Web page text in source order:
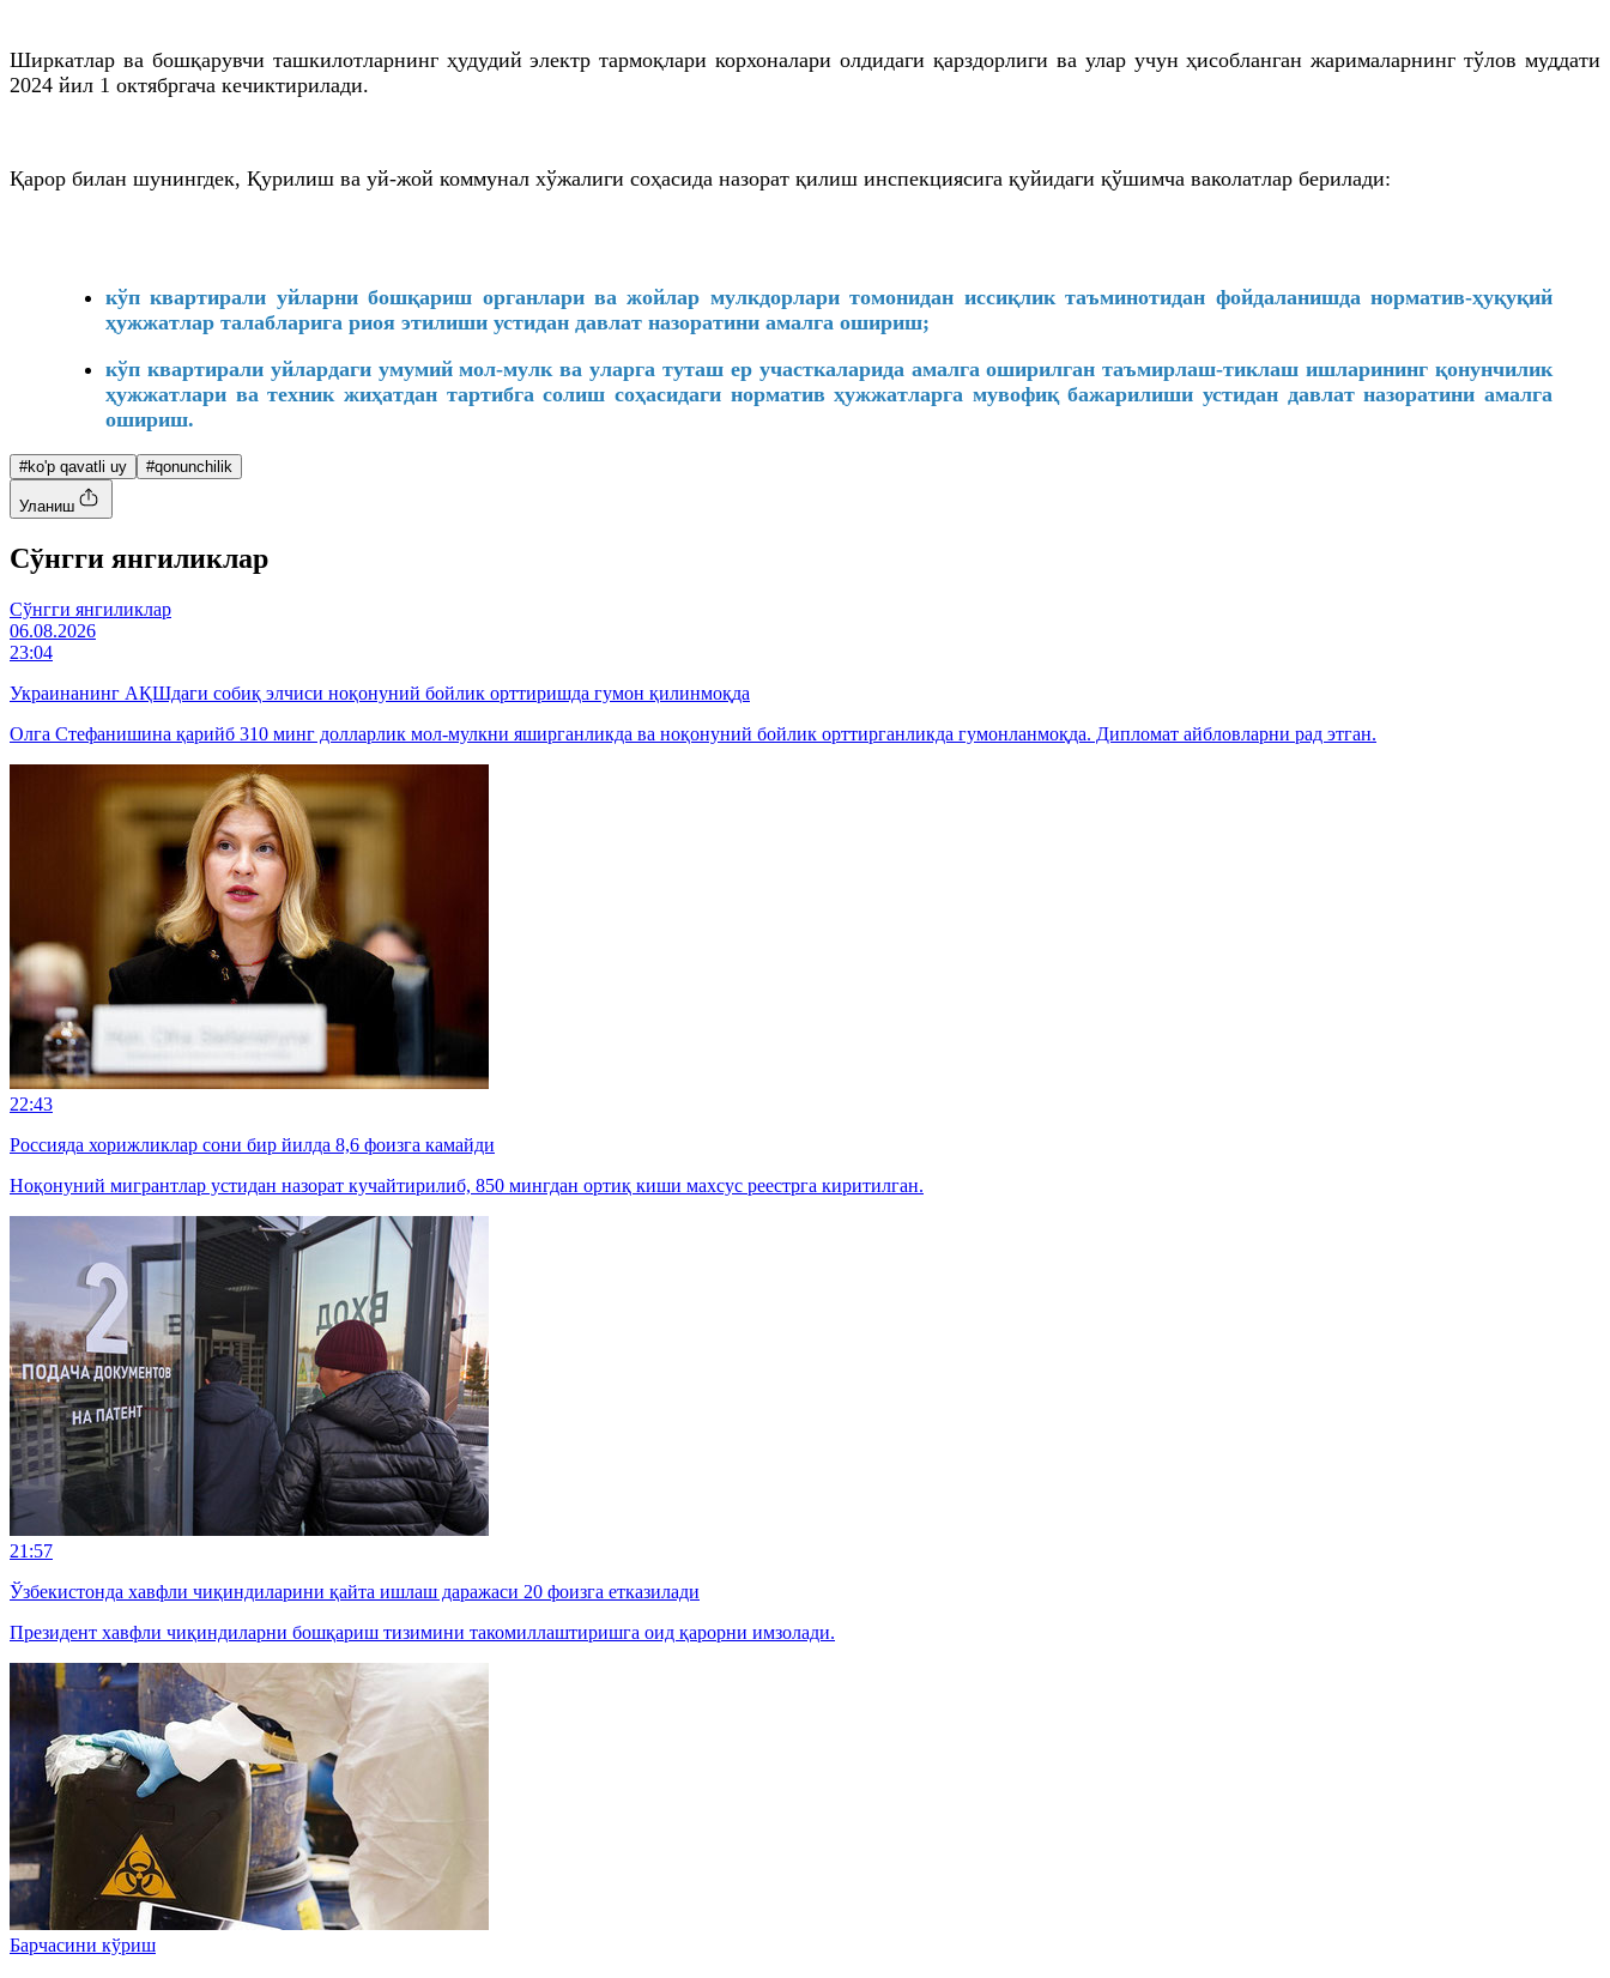
Ширкатлар ва бошқарувчи ташкилотларнинг ҳудудий электр тармоқлари корхоналари олдидаги қарздорлиги ва улар учун ҳисобланган жарималарнинг тўлов муддати
2024 йил 1 октябргача кечиктирилади.
Қарор билан шунингдек, Қурилиш ва уй-жой коммунал хўжалиги соҳасида назорат қилиш инспекциясига қуйидаги қўшимча ваколатлар берилади:
кўп квартирали уйларни бошқариш органлари ва жойлар мулкдорлари томонидан иссиқлик таъминотидан фойдаланишда норматив-ҳуқуқий
ҳужжатлар талабларига риоя этилиши устидан давлат назоратини амалга ошириш;
кўп квартирали уйлардаги умумий мол-мулк ва уларга туташ ер участкаларида амалга оширилган таъмирлаш-тиклаш ишларининг қонунчилик
ҳужжатлари ва техник жиҳатдан тартибга солиш соҳасидаги норматив ҳужжатларга мувофиқ бажарилиши устидан давлат назоратини амалга
ошириш.
#ko'p qavatli uy #qonunchilik
Уланиш
Cўнгги янгиликлар
Cўнгги янгиликлар
06.08.2026
23:04
Украинанинг АҚШдаги собиқ элчиси ноқонуний бойлик орттиришда гумон қилинмоқда
Олга Стефанишина қарийб 310 минг долларлик мол-мулкни яширганликда ва ноқонуний бойлик орттирганликда гумонланмоқда. Дипломат айбловларни рад этган.
22:43
Россияда хорижликлар сони бир йилда 8,6 фоизга камайди
Ноқонуний мигрантлар устидан назорат кучайтирилиб, 850 мингдан ортиқ киши махсус реестрга киритилган.
21:57
Ўзбекистонда хавфли чиқиндиларини қайта ишлаш даражаси 20 фоизга етказилади
Президент хавфли чиқиндиларни бошқариш тизимини такомиллаштиришга оид қарорни имзолади.
Барчасини кўриш